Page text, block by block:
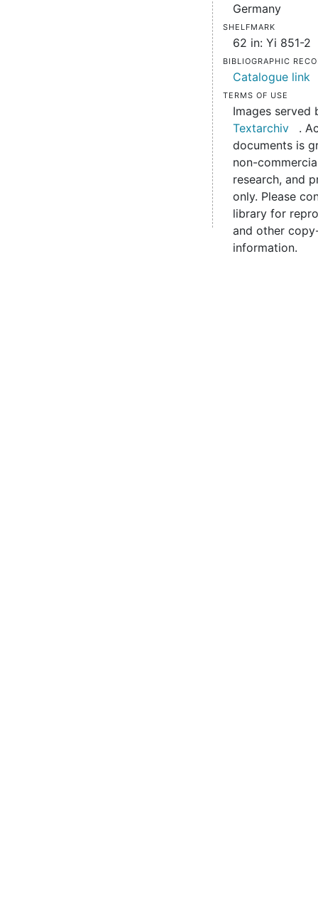
Germany
Shelfmark
62 in: Yi 851-2
Bibliographic
Catalogue link
Terms of use
Images served
Textarchiv
.
documents is
non-
research, and
only. Please
library for
and other
information.